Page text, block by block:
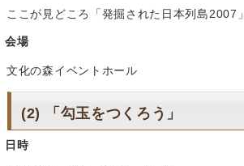
ここが見どころ「発掘された日本列島2007
会場
文化の森イベントホール
(2) 「勾玉をつくろう」
日時